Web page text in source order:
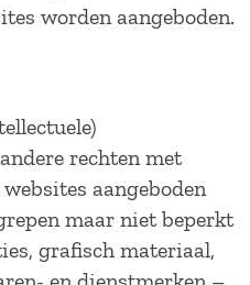
worden aangeboden.
rechten met
aangeboden
maar niet beperkt
grafisch materiaal,